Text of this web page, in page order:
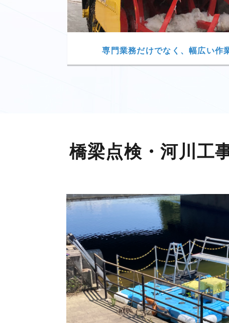
専門業務だけでなく、幅広い作
橋梁点検・河川工